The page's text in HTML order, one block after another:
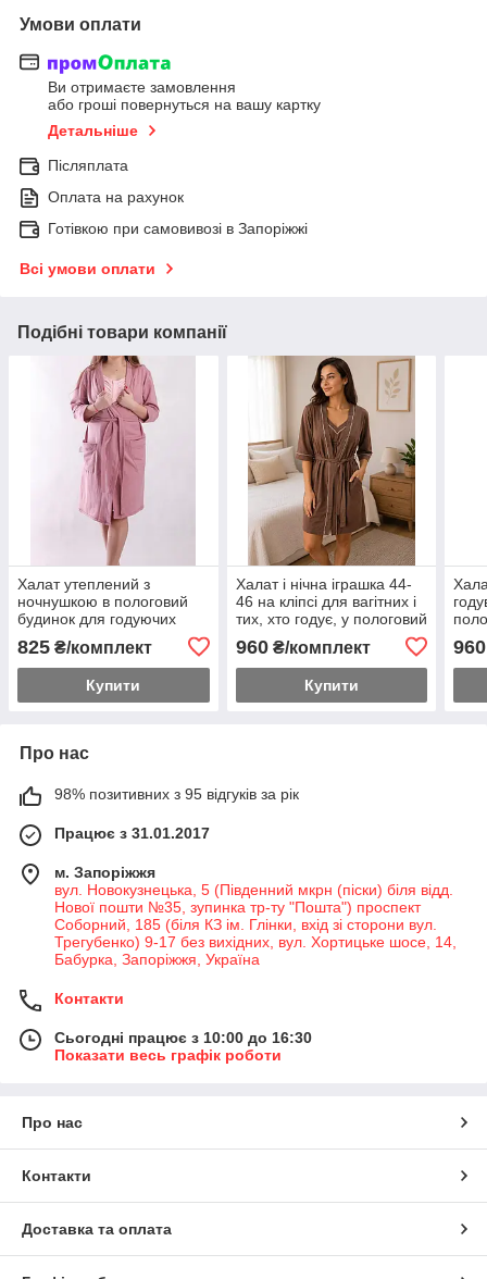
Умови оплати
Ви отримаєте замовлення
або гроші повернуться на вашу картку
Детальніше
Післяплата
Оплата на рахунок
Готівкою при самовивозі в Запоріжжі
Всі умови оплати
Подібні товари компанії
Халат утеплений з
ночнушкою в пологовий
будинок для годуючих
825 ₴/комплект
Купити
Халат і нічна іграшка 44-
46 на кліпсі для вагітних і
тих, хто годує, у пологовий
будинок Шоколад заміри в
описі
960₴/комплект
Купити
960
Про нас
98% позитивних з 95 відгуків за рік
Працює з 31.01.2017
м. Запоріжжя
вул. Новокузнецька, 5 (Південний мкрн (піски) біля відд.
Нової пошти №35, зупинка тр-ту "Пошта") проспект
Соборний, 185 (біля КЗ ім. Глінки, вхід зі сторони вул.
Трегубенко) 9-17 без вихідних, вул. Хортицьке шосе, 14,
Бабурка, Запоріжжя, Україна
Контакти
Сьогодні працює з 10:00 до 16:30
Показати весь графік роботи
Про нас
Контакти
Доставка та оплата